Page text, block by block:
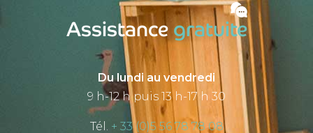
Assistance gratuite
Du lundi au vendredi
9 h-12 h puis 13 h-17 h 30
Tél. + 33 (0)5 56 78 78 08